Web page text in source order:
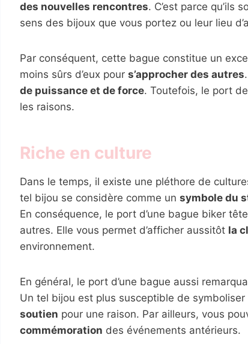
des nouvelles rencontres. C’est parce qu’ils
sens des bijoux que vous portez ou leur lieu
Par conséquent, cette bague constitue un
moins sûrs d’eux pour s’approcher des autres
de puissance et de force. Toutefois, le port
les raisons.
Riche en culture
Dans le temps, il existe une pléthore de
tel bijou se considère comme un symbole du
En conséquence, le port d’une bague biker
autres. Elle vous permet d’afficher aussitôt la
environnement.
En général, le port d’une bague aussi
Un tel bijou est plus susceptible de symboliser
soutien pour une raison. Par ailleurs, vous
commémoration des événements antérieurs.